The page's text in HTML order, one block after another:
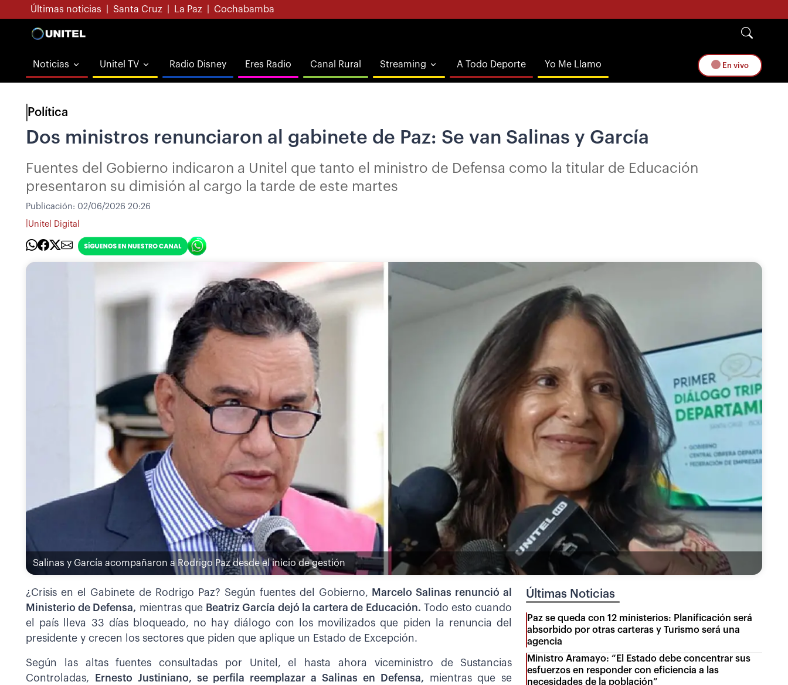
Últimas noticias Santa Cruz La Paz Cochabamba
Noticias Unitel TV Radio Disney Eres Radio Canal Rural Streaming A Todo Deporte Yo Me Llamo En vivo
Política
Dos ministros renunciaron al gabinete de Paz: Se van Salinas y García
Fuentes del Gobierno indicaron a Unitel que tanto el ministro de Defensa como la titular de Educación
presentaron su dimisión al cargo la tarde de este martes
Publicación: 02/06/2026 20:26
Unitel Digital
Salinas y García acompañaron a Rodrigo Paz desde el inicio de gestión
¿Crisis en el Gabinete de Rodrigo Paz? Según fuentes del Gobierno, Marcelo Salinas renunció al
Ministerio de Defensa, mientras que Beatriz García dejó la cartera de Educación. Todo esto cuando
el país lleva 33 días bloqueado, no hay diálogo con los movilizados que piden la renuncia del
presidente y crecen los sectores que piden que aplique un Estado de Excepción.
Según las altas fuentes consultadas por Unitel, el hasta ahora viceministro de Sustancias
Controladas,
Ernesto Justiniano, se perfila reemplazar a Salinas en Defensa, mientras que se
Últimas Noticias
Paz se queda con 12 ministerios: Planificación será
absorbido por otras carteras y Turismo será una
agencia
Ministro Aramayo: “El Estado debe concentrar sus
esfuerzos en responder con eficiencia a las
necesidades de la población”